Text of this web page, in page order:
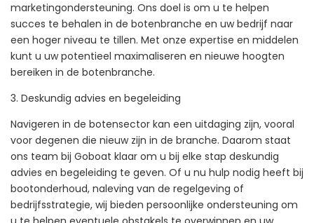
marketingondersteuning. Ons doel is om u te helpen
succes te behalen in de botenbranche en uw bedrijf naar
een hoger niveau te tillen. Met onze expertise en middelen
kunt u uw potentieel maximaliseren en nieuwe hoogten
bereiken in de botenbranche.
3. Deskundig advies en begeleiding
Navigeren in de botensector kan een uitdaging zijn, vooral
voor degenen die nieuw zijn in de branche. Daarom staat
ons team bij Goboat klaar om u bij elke stap deskundig
advies en begeleiding te geven. Of u nu hulp nodig heeft bij
bootonderhoud, naleving van de regelgeving of
bedrijfsstrategie, wij bieden persoonlijke ondersteuning om